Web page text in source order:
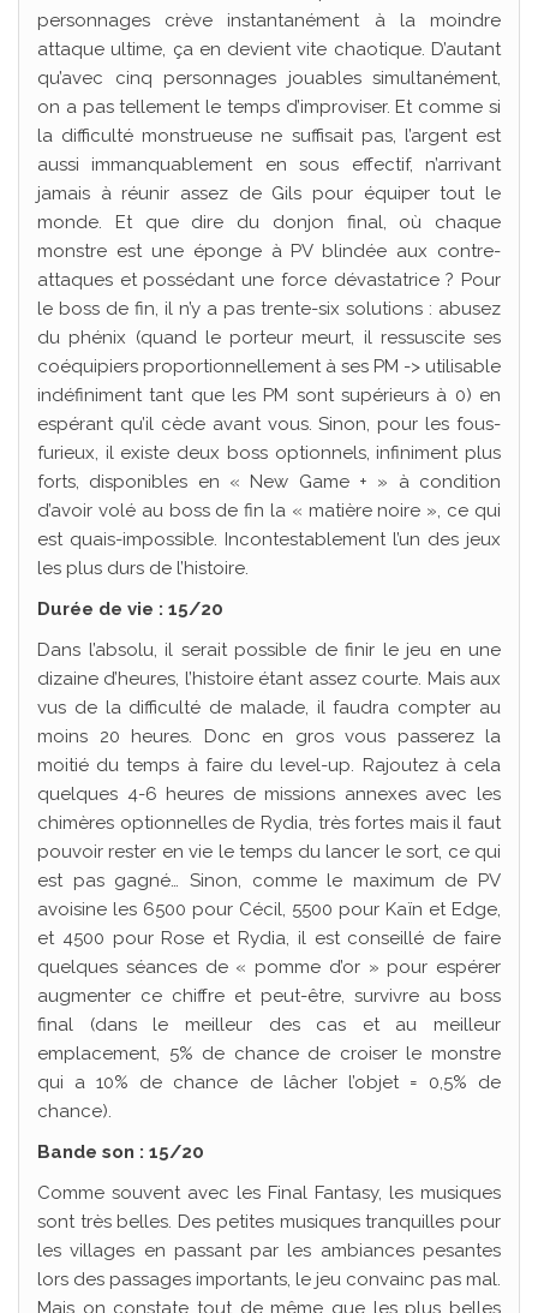
personnages crève instantanément à la moindre
attaque ultime, ça en devient vite chaotique. D’autant
qu’avec cinq personnages jouables simultanément,
on a pas tellement le temps d’improviser. Et comme si
la difficulté monstrueuse ne suffisait pas, l’argent est
aussi immanquablement en sous effectif, n’arrivant
jamais à réunir assez de Gils pour équiper tout le
monde. Et que dire du donjon final, où chaque
monstre est une éponge à PV blindée aux contre-
attaques et possédant une force dévastatrice ? Pour
le boss de fin, il n’y a pas trente-six solutions : abusez
du phénix (quand le porteur meurt, il ressuscite ses
coéquipiers proportionnellement à ses PM -> utilisable
indéfiniment tant que les PM sont supérieurs à 0) en
espérant qu’il cède avant vous. Sinon, pour les fous-
furieux, il existe deux boss optionnels, infiniment plus
forts, disponibles en « New Game + » à condition
d’avoir volé au boss de fin la « matière noire », ce qui
est quais-impossible. Incontestablement l’un des jeux
les plus durs de l’histoire.
Durée de vie : 15/20
Dans l’absolu, il serait possible de finir le jeu en une
dizaine d’heures, l’histoire étant assez courte. Mais aux
vus de la difficulté de malade, il faudra compter au
moins 20 heures. Donc en gros vous passerez la
moitié du temps à faire du level-up. Rajoutez à cela
quelques 4-6 heures de missions annexes avec les
chimères optionnelles de Rydia, très fortes mais il faut
pouvoir rester en vie le temps du lancer le sort, ce qui
est pas gagné… Sinon, comme le maximum de PV
avoisine les 6500 pour Cécil, 5500 pour Kaïn et Edge,
et 4500 pour Rose et Rydia, il est conseillé de faire
quelques séances de « pomme d’or » pour espérer
augmenter ce chiffre et peut-être, survivre au boss
final (dans le meilleur des cas et au meilleur
emplacement, 5% de chance de croiser le monstre
qui a 10% de chance de lâcher l’objet = 0,5% de
chance).
Bande son : 15/20
Comme souvent avec les Final Fantasy, les musiques
sont très belles. Des petites musiques tranquilles pour
les villages en passant par les ambiances pesantes
lors des passages importants, le jeu convainc pas mal.
Mais on constate tout de même que les plus belles